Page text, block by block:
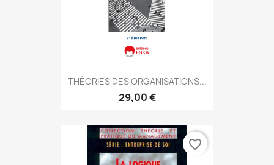
THÉORIES DES ORGANISATIONS...
29,00 €
favorite_border